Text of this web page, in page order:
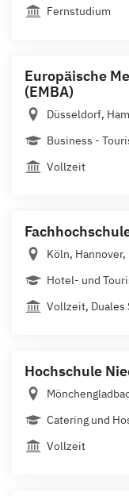
Fernstudium
Europäische
(EMBA)
Düsseldorf,
Business -
Vollzeit
Köln,
Hotel- und
Vollzeit, Duales
Hochschule
Catering und
Vollzeit